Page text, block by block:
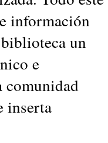
información
un
e
comunidad
inserta